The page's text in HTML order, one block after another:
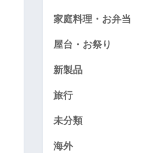
家庭料理・お弁当
屋台・お祭り
新製品
旅行
未分類
海外